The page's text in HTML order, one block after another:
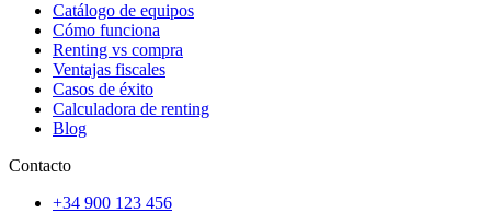
Catálogo de equipos
Cómo funciona
Renting vs compra
Ventajas fiscales
Casos de éxito
Calculadora de renting
Blog
Contacto
+34 900 123 456